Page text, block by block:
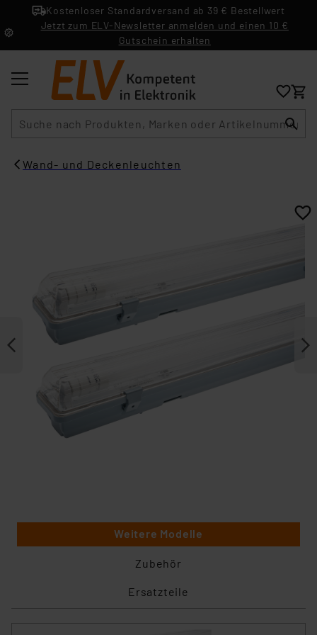
Kostenloser Standardversand ab 39 € Bestellwert
Jetzt zum ELV-Newsletter anmelden und einen 10 €
Gutschein erhalten
Wand- und Deckenleuchten
Weitere Modelle
Zubehör
Ersatzteile